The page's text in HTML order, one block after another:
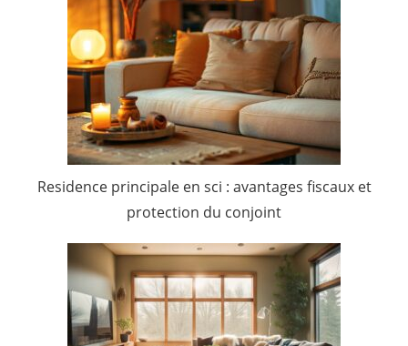
Residence principale en sci : avantages fiscaux et
protection du conjoint